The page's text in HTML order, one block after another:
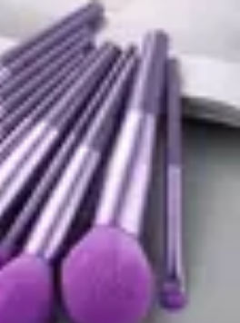
para Elegir
Consejos y Estrategias